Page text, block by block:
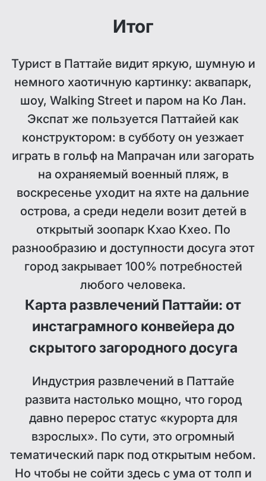
Итог
Турист в Паттайе видит яркую, шумную и
немного хаотичную картинку: аквапарк,
шоу, Walking Street и паром на Ко Лан.
Экспат же пользуется Паттайей как
конструктором: в субботу он уезжает
играть в гольф на Мапрачан или загорать
на охраняемый военный пляж, в
воскресенье уходит на яхте на дальние
острова, а среди недели возит детей в
открытый зоопарк Кхао Кхео. По
разнообразию и доступности досуга этот
город закрывает 100% потребностей
любого человека.
Карта развлечений Паттайи: от
инстаграмного конвейера до
скрытого загородного досуга
Индустрия развлечений в Паттайе
развита настолько мощно, что город
давно перерос статус «курорта для
взрослых». По сути, это огромный
тематический парк под открытым небом.
Но чтобы не сойти здесь с ума от толп и